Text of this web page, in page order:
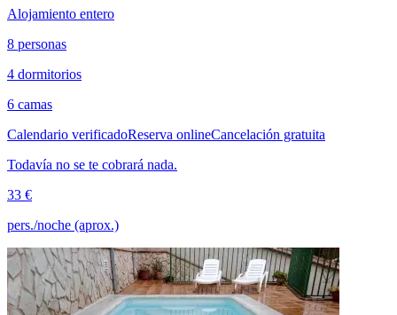
Alojamiento entero
8 personas
4 dormitorios
6 camas
Calendario verificadoReserva onlineCancelación gratuita
Todavía no se te cobrará nada.
33 €
pers./noche (aprox.)